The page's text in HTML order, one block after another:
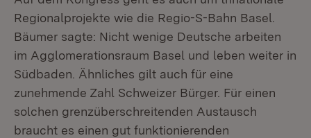
Regionalprojekte wie die Regio-S-Bahn Basel.
Bäumer sagte: Nicht wenige Deutsche arbeiten
im Agglomerationsraum Basel und leben weiter in
Südbaden. Ähnliches gilt auch für eine
zunehmende Zahl Schweizer Bürger. Für einen
solchen grenzüberschreitenden Austausch
braucht es einen gut funktionierenden